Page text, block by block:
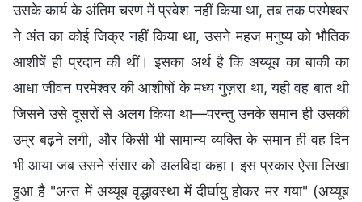
उसके कार्य के अंतिम चरण में प्रवेश नहीं किया था, तब तक परमेश्वर
ने अंत का कोई जिक्र नहीं किया था, उसने महज मनुष्य को भौतिक
आशीषें ही प्रदान की थीं। इसका अर्थ है कि अय्यूब का बाकी का
आधा जीवन परमेश्वर की आशीषों के मध्य गुज़रा था, यही वह बात थी
जिसने उसे दूसरों से अलग किया था—परन्तु उनके समान ही उसकी
उम्र बढ़ने लगी, और किसी भी सामान्य व्यक्ति के समान ही वह दिन
भी आया जब उसने संसार को अलविदा कहा। इस प्रकार ऐसा लिखा
हुआ है "अन्त में अय्यूब वृद्धावस्था में दीर्घायु होकर मर गया" (अय्यूब